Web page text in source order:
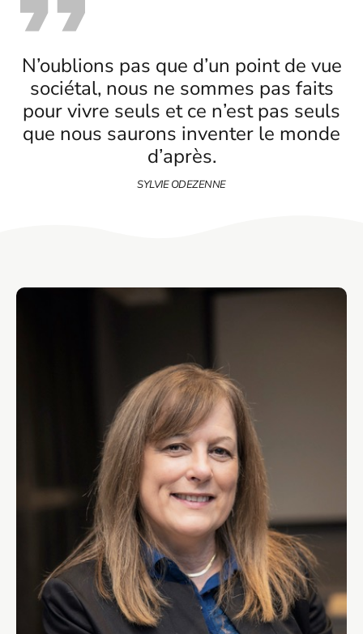
N’oublions pas que d’un point de vue
sociétal, nous ne sommes pas faits
pour vivre seuls et ce n’est pas seuls
que nous saurons inventer le monde
d’après.
SYLVIE ODEZENNE